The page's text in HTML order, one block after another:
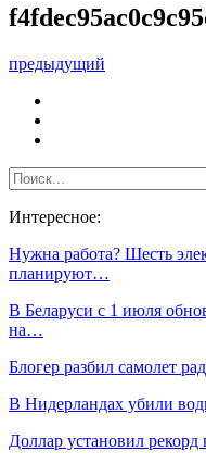
предыдущий
Интересное:
Нужна работа? Шесть
планируют…
В Беларуси с 1 июля
на…
Блогер разбил самолет
В Нидерландах убили
Доллар установил